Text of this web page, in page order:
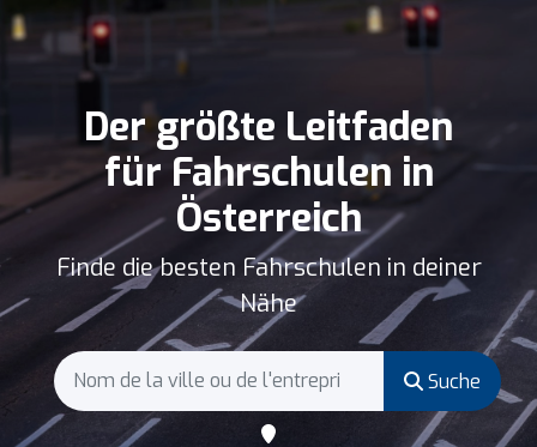
Der größte Leitfaden
für Fahrschulen in
Österreich
Finde die besten Fahrschulen in deiner
Nähe
Suche